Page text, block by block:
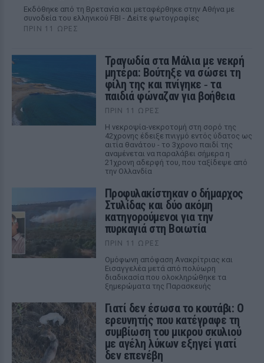
Εκδόθηκε από τη Βρετανία και μεταφέρθηκε στην Αθήνα με
συνοδεία του ελληνικού FBI - Δείτε φωτογραφίες
ΠΡΙΝ 11 ΏΡΕΣ
Τραγωδία στα Μάλια με νεκρή
μητέρα: Βούτηξε να σώσει τη
φίλη της και πνίγηκε ‑ τα
παιδιά φώναζαν για βοήθεια
ΠΡΙΝ 11 ΏΡΕΣ
Η νεκροψία-νεκροτομή στη σορό της
42χρονης έδειξε πνιγμό εντός ύδατος ως
αιτία θανάτου - το 3χρονο παιδί της
αναμένεται να παραλάβει σήμερα η
21χρονη αδερφή του, που ταξίδεψε από
την Ολλανδία
Προφυλακίστηκαν ο δήμαρχος
Στυλίδας και δύο ακόμη
κατηγορούμενοι για την
πυρκαγιά στη Βοιωτία
ΠΡΙΝ 11 ΏΡΕΣ
Ομόφωνη απόφαση Ανακρίτριας και
Εισαγγελέα μετά από πολύωρη
διαδικασία που ολοκληρώθηκε τα
ξημερώματα της Παρασκευής
Γιατί δεν έσωσα το κουτάβι: Ο
ερευνητής που κατέγραφε τη
συμβίωση του μικρού σκυλιού
με αγέλη λύκων εξηγεί γιατί
δεν επενέβη